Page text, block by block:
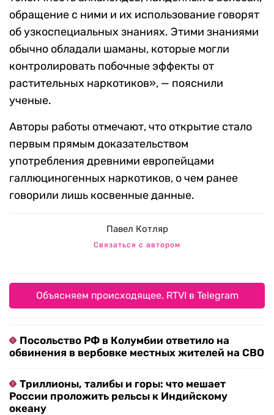
обращение с ними и их использование говорят
об узкоспециальных знаниях. Этими знаниями
обычно обладали шаманы, которые могли
контролировать побочные эффекты от
растительных наркотиков», — пояснили
ученые.
Авторы работы отмечают, что открытие стало
первым прямым доказательством
употребления древними европейцами
галлюциногенных наркотиков, о чем ранее
говорили лишь косвенные данные.
Павел Котляр
Связаться с автором
Объясняем происходящее. RTVI в Telegram
Посольство РФ в Колумбии ответило на
обвинения в вербовке местных жителей на СВО
Триллионы, талибы и горы: что мешает
России проложить рельсы к Индийскому
океану